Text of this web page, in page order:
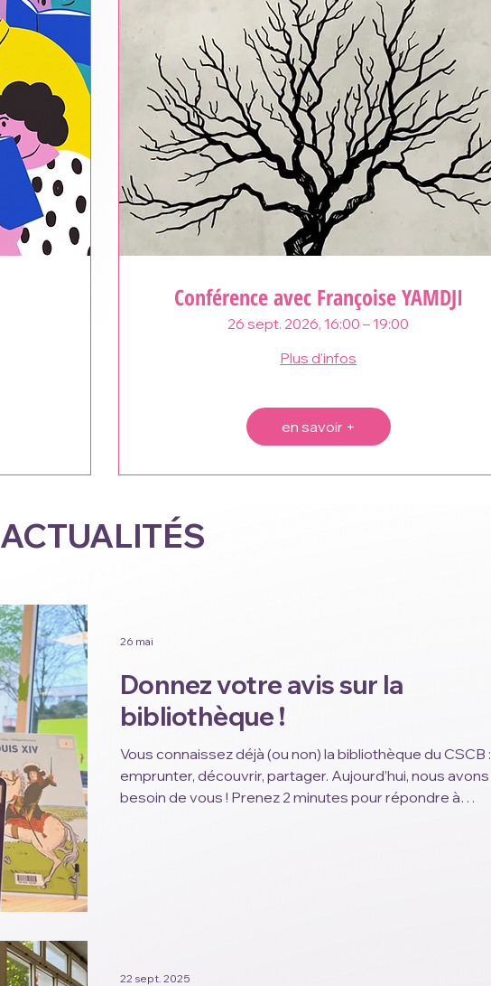
Conférence avec Françoise YAMDJI
26 sept. 2026, 16:00 – 19:00
Plus d'infos
en savoir +
ACTUALITÉS
Donnez votre avis sur la
bibliothèque !
Vous connaissez déjà (ou non) la bibliothèque du CSCB :
emprunter, découvrir, partager. Aujourd’hui, nous avons
besoin de vous ! Prenez 2 minutes pour répondre à
26 mai
22 sept. 2025